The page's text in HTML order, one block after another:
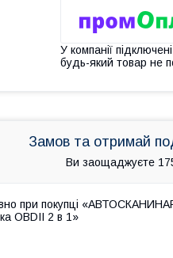
У компанії
будь-який товар не
Замов та отримай
Ви заощаджуєте
при покупці
OBDII 2 в 1»